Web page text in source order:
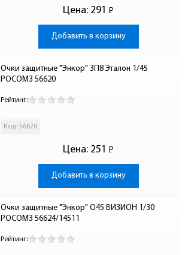
Цена: 291 Р
-
Добавить в корзину
Очки защитные "Энкор" 3П8 Эталон 1/45
РОСОМЗ 56620
Рейтинг:
Код: 56620
Цена: 251 Р
-
Добавить в корзину
Очки защитные "Энкор" О45 ВИЗИОН 1/30
РОСОМЗ 56624/14511
Рейтинг: